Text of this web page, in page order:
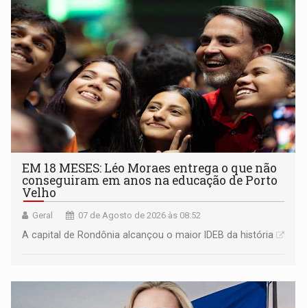
EM 18 MESES: Léo Moraes entrega o que não
conseguiram em anos na educação de Porto
Velho
Geral 07 de Agosto de 2026 às 08:52
A capital de Rondônia alcançou o maior IDEB da história